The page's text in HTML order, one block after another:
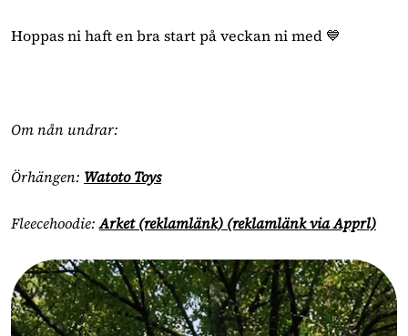
Hoppas ni haft en bra start på veckan ni med 💙
Om nån undrar:
Örhängen: Watoto Toys
Fleecehoodie:Arket (reklamlänk) (reklamlänk via Apprl)